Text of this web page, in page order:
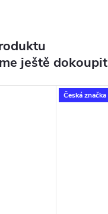
ještě dokoupit
Česká značka